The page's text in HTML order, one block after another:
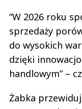
“W 2026 roku
sprzedaży
do wysokich
dzięki
handlowym” –
Żabka